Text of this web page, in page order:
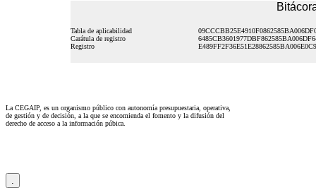
Tabla de aplicabilidad
Carátula de registro
Registro
La CEGAIP, es un organismo público con autonomía presupuestaria, operativa,
de gestión y de decisión, a la que se encomienda el fomento y la difusión del
derecho de acceso a la información púbica.